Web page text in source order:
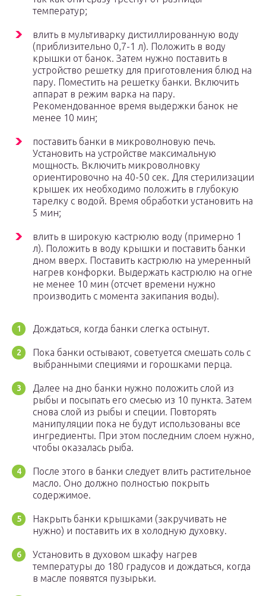
температур;
влить в мультиварку дистиллированную воду
(приблизительно 0,7-1 л). Положить в воду
крышки от банок. Затем нужно поставить в
устройство решетку для приготовления блюд на
пару. Поместить на решетку банки. Включить
аппарат в режим варка на пару.
Рекомендованное время выдержки банок не
менее 10 мин;
поставить банки в микроволновую печь.
Установить на устройстве максимальную
мощность. Включить микроволновку
ориентировочно на 40-50 сек. Для стерилизации
крышек их необходимо положить в глубокую
тарелку с водой. Время обработки установить на
5 мин;
влить в широкую кастрюлю воду (примерно 1
л). Положить в воду крышки и поставить банки
дном вверх. Поставить кастрюлю на умеренный
нагрев конфорки. Выдержать кастрюлю на огне
не менее 10 мин (отсчет времени нужно
производить с момента закипания воды).
Дождаться, когда банки слегка остынут.
Пока банки остывают, советуется смешать соль с
выбранными специями и горошками перца.
Далее на дно банки нужно положить слой из
рыбы и посыпать его смесью из 10 пункта. Затем
снова слой из рыбы и специи. Повторять
манипуляции пока не будут использованы все
ингредиенты. При этом последним слоем нужно,
чтобы оказалась рыба.
После этого в банки следует влить растительное
масло. Оно должно полностью покрыть
содержимое.
Накрыть банки крышками (закручивать не
нужно) и поставить их в холодную духовку.
Установить в духовом шкафу нагрев
температуры до 180 градусов и дождаться, когда
в масле появятся пузырьки.